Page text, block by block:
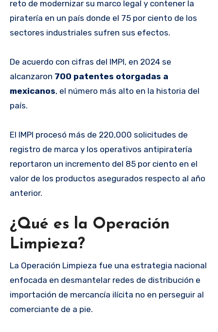
reto de modernizar su marco legal y contener la
piratería en un país donde el 75 por ciento de los
sectores industriales sufren sus efectos.
De acuerdo con cifras del IMPI, en 2024 se
alcanzaron 700 patentes otorgadas a
mexicanos, el número más alto en la historia del
país.
El IMPI procesó más de 220,000 solicitudes de
registro de marca y los operativos antipiratería
reportaron un incremento del 85 por ciento en el
valor de los productos asegurados respecto al año
anterior.
¿Qué es la Operación
Limpieza?
La Operación Limpieza fue una estrategia nacional
enfocada en desmantelar redes de distribución e
importación de mercancía ilícita no en perseguir al
comerciante de a pie.